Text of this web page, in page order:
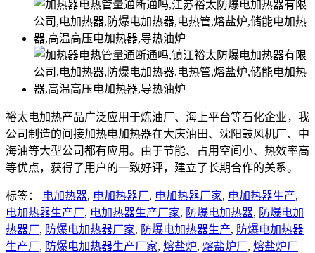
裕太电加热产品广泛应用于炼油厂、海上平台等石化企业，我
公司制造的间接加热电加热器在大庆油田、沈阳鼓风机厂、中
海油等大型公司都有应用。由于节能、占用空间小、热效率高
等优点，获得了用户的一致好评，建立了长期合作的关系。
标签： 电加热器, 电加热器厂, 电加热器厂家, 电加热器生产,
电加热器生产厂, 电加热器生产厂家, 防爆电加热器, 防爆电加
热器厂, 防爆电加热器厂家, 防爆电加热器生产, 防爆电加热器
生产厂, 防爆电加热器生产厂家, 熔盐炉, 熔盐炉厂, 熔盐炉厂